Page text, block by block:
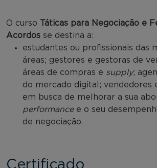
O curso
Táticas para Negociação e
Acordos se destina a:
estudantes ou profissionais das
áreas; gestores e gestoras de
áreas de compras e supply;
do mercado digital; vendedores
em busca de melhorar a sua
performancee o seu
de negociação.
Certificado